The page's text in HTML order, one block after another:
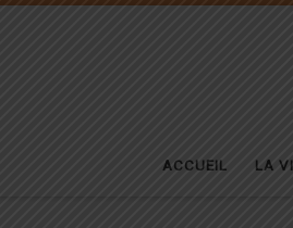
ACCUEIL LA